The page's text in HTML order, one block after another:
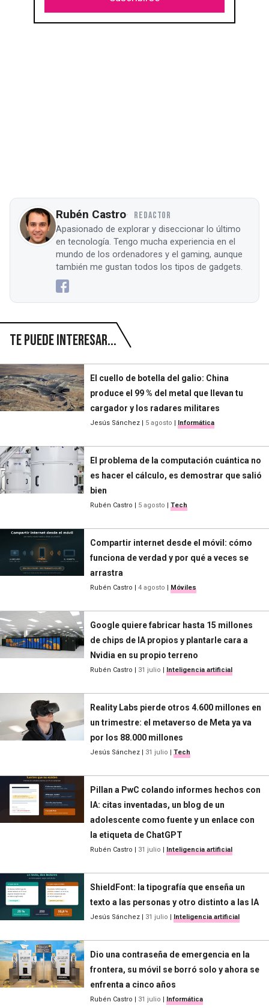
Rubén Castro REDACTOR
Apasionado de explorar y diseccionar lo último
en tecnología. Tengo mucha experiencia en el
mundo de los ordenadores y el gaming, aunque
también me gustan todos los tipos de gadgets.
Te puede interesar...
El cuello de botella del galio: China
produce el 99 % del metal que llevan tu
cargador y los radares militares
Jesús Sánchez | 5 agosto | Informática
El problema de la computación cuántica no
es hacer el cálculo, es demostrar que salió
bien
Rubén Castro | 5 agosto | Tech
Compartir internet desde el móvil: cómo
funciona de verdad y por qué a veces se
arrastra
Rubén Castro | 4 agosto | Móviles
Google quiere fabricar hasta 15 millones
de chips de IA propios y plantarle cara a
Nvidia en su propio terreno
Rubén Castro | 31 julio | Inteligencia artificial
Reality Labs pierde otros 4.600 millones en
un trimestre: el metaverso de Meta ya va
por los 88.000 millones
Jesús Sánchez | 31 julio | Tech
Pillan a PwC colando informes hechos con
IA: citas inventadas, un blog de un
adolescente como fuente y un enlace con
la etiqueta de ChatGPT
Rubén Castro | 31 julio | Inteligencia artificial
ShieldFont: la tipografía que enseña un
texto a las personas y otro distinto a las IA
Jesús Sánchez | 31 julio | Inteligencia artificial
Dio una contraseña de emergencia en la
frontera, su móvil se borró solo y ahora se
enfrenta a cinco años
Rubén Castro | 31 julio | Informática